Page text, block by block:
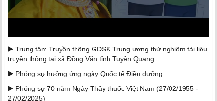
Trung tâm Truyền thông GDSK Trung ương thử nghiệm tài liệu
truyền thông tại xã Đồng Văn tỉnh Tuyên Quang
Phóng sự hưởng ứng ngày Quốc tế Điều dưỡng
Phóng sự 70 năm Ngày Thầy thuốc Việt Nam (27/02/1955 -
27/02/2025)